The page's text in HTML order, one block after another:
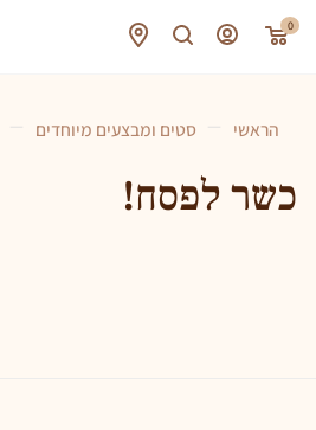
0
הראשי סטים ומבצעים מיוחדים
!כשר לפסח